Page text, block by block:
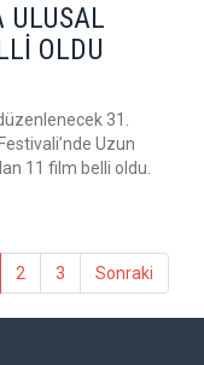
ULUSAL
OLDU
31.
Uzun
11 film belli oldu.
2 3 Sonraki